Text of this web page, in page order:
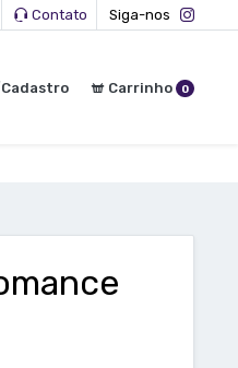
Contato Siga-nos
Carrinho 0